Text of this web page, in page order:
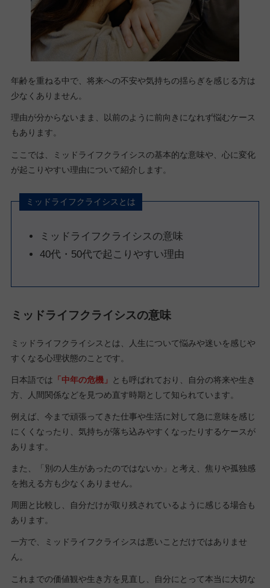
年齢を重ねる中で、将来への不安や気持ちの揺らぎを感じる方は
少なくありません。
理由が分からないまま、以前のように前向きになれず悩むケース
もあります。
ここでは、ミッドライフクライシスの基本的な意味や、心に変化
が起こりやすい理由について紹介します。
ミッドライフクライシスとは
ミッドライフクライシスの意味
40代・50代で起こりやすい理由
ミッドライフクライシスの意味
ミッドライフクライシスとは、人生について悩みや迷いを感じや
すくなる心理状態のことです。
日本語では 「中年の危機」
とも呼ばれており、自分の将来や生き
方、人間関係などを見つめ直す時期として知られています。
例えば、今まで頑張ってきた仕事や生活に対して急に意味を感じ
にくくなったり、気持ちが落ち込みやすくなったりするケースが
あります。
また、「別の人生があったのではないか」と考え、焦りや孤独感
を抱える方も少なくありません。
周囲と比較し、自分だけが取り残されているように感じる場合も
あります。
一方で、ミッドライフクライシスは悪いことだけではありませ
ん。
これまでの価値観や生き方を見直し、自分にとって本当に大切な